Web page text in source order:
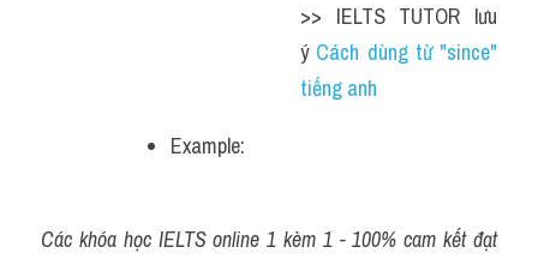
>> IELTS TUTOR lưu
ý Cách dùng từ "since"
tiếng anh
Example:
Các khóa học IELTS online 1 kèm 1 - 100% cam kết đạt